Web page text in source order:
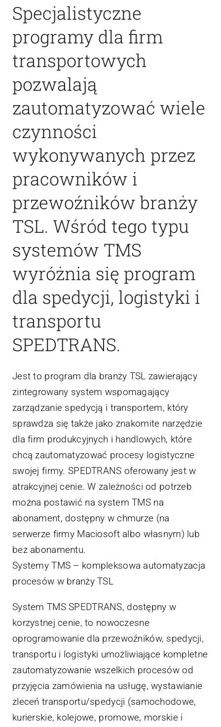
Specjalistyczne
programy dla firm
transportowych
pozwalają
zautomatyzować wiele
czynności
wykonywanych przez
pracowników i
przewoźników branży
TSL. Wśród tego typu
systemów TMS
wyróżnia się program
dla spedycji, logistyki i
transportu
SPEDTRANS.
Jest to program dla branży TSL zawierający
zintegrowany system wspomagający
zarządzanie spedycją i transportem, który
sprawdza się także jako znakomite narzędzie
dla firm produkcyjnych i handlowych, które
chcą zautomatyzować procesy logistyczne
swojej firmy. SPEDTRANS oferowany jest w
atrakcyjnej cenie. W zależności od potrzeb
można postawić na system TMS na
abonament, dostępny w chmurze (na
serwerze firmy Maciosoft albo własnym) lub
bez abonamentu.
Systemy TMS – kompleksowa automatyzacja
procesów w branży TSL
System TMS SPEDTRANS, dostępny w
korzystnej cenie, to nowoczesne
oprogramowanie dla przewoźników, spedycji,
transportu i logistyki umożliwiające kompletne
zautomatyzowanie wszelkich procesów od
przyjęcia zamówienia na usługę, wystawianie
zleceń transportu/spedycji (samochodowe,
kurierskie, kolejowe, promowe, morskie i